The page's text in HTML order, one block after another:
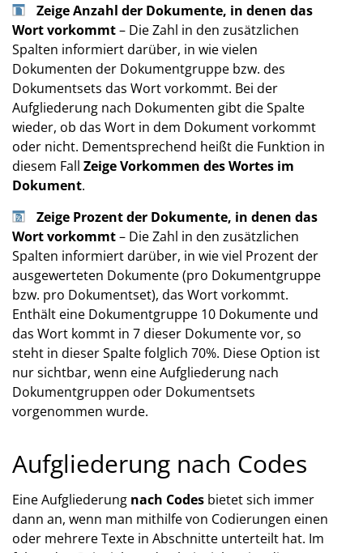
Zeige Anzahl der Dokumente, in denen das
Wort vorkommt– Die Zahl in den zusätzlichen
Spalten informiert darüber, in wie vielen
Dokumenten der Dokumentgruppe bzw. des
Dokumentsets das Wort vorkommt. Bei der
Aufgliederung nach Dokumenten gibt die Spalte
wieder, ob das Wort in dem Dokument vorkommt
oder nicht. Dementsprechend heißt die Funktion in
diesem Fall Zeige Vorkommen des Wortes im
Dokument.
Zeige Prozent der Dokumente, in denen das
Wort vorkommt– Die Zahl in den zusätzlichen
Spalten informiert darüber, in wie viel Prozent der
ausgewerteten Dokumente (pro Dokumentgruppe
bzw. pro Dokumentset), das Wort vorkommt.
Enthält eine Dokumentgruppe 10 Dokumente und
das Wort kommt in 7 dieser Dokumente vor, so
steht in dieser Spalte folglich 70%. Diese Option ist
nur sichtbar, wenn eine Aufgliederung nach
Dokumentgruppen oder Dokumentsets
vorgenommen wurde.
Aufgliederung nach Codes
Eine Aufgliederung nach Codes bietet sich immer
dann an, wenn man mithilfe von Codierungen einen
oder mehrere Texte in Abschnitte unterteilt hat. Im